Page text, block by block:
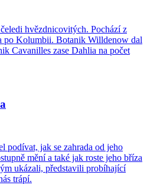
hvězdnicovitých. Pochází z
po Kolumbii. Botanik Willdenow dal
Cavanilles zase Dahlia na počet
podívat, jak se zahrada od jeho
mění a také jak roste jeho bříza
ukázali, představili probíhající
trápí.